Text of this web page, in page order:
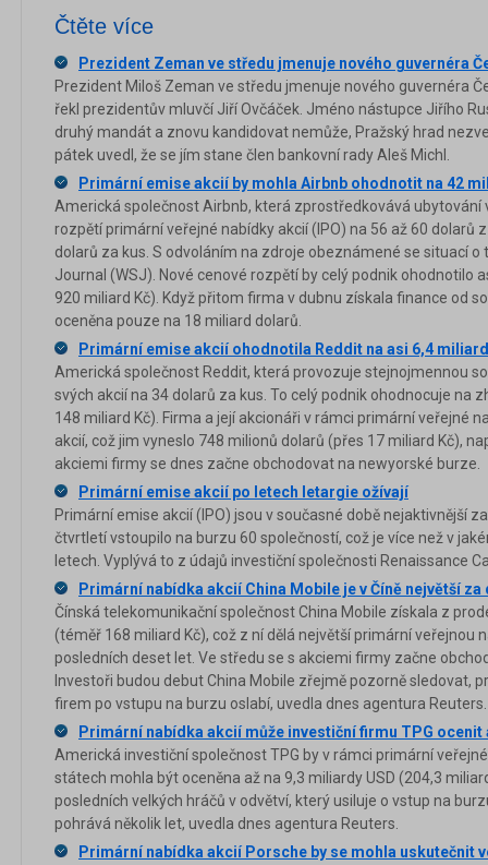
Čtěte více
Prezident Zeman ve středu jmenuje nového guvernéra
Prezident Miloš Zeman ve středu jmenuje nového guvernéra
řekl prezidentův mluvčí Jiří Ovčáček. Jméno nástupce Jiřího
druhý mandát a znovu kandidovat nemůže, Pražský hrad
pátek uvedl, že se jím stane člen bankovní rady Aleš Michl.
Primární emise akcií by mohla Airbnb ohodnotit na 42
Americká společnost Airbnb, která zprostředkovává ubytování
rozpětí primární veřejné nabídky akcií (IPO) na 56 až 60 dolarů
dolarů za kus. S odvoláním na zdroje obeznámené se situací
Journal (WSJ). Nové cenové rozpětí by celý podnik ohodnotilo
920 miliard Kč). Když přitom firma v dubnu získala finance od
oceněna pouze na 18 miliard dolarů.
Primární emise akcií ohodnotila Reddit na asi 6,4
Americká společnost Reddit, která provozuje stejnojmennou
svých akcií na 34 dolarů za kus. To celý podnik ohodnocuje na
148 miliard Kč). Firma a její akcionáři v rámci primární veřejné
akcií, což jim vyneslo 748 milionů dolarů (přes 17 miliard Kč),
akciemi firmy se dnes začne obchodovat na newyorské burze.
Primární emise akcií po letech letargie ožívají
Primární emise akcií (IPO) jsou v současné době nejaktivnější
čtvrtletí vstoupilo na burzu 60 společností, což je více než v
letech. Vyplývá to z údajů investiční společnosti Renaissance
Primární nabídka akcií China Mobile je v Číně největší za
Čínská telekomunikační společnost China Mobile získala z
(téměř 168 miliard Kč), což z ní dělá největší primární veřejnou
posledních deset let. Ve středu se s akciemi firmy začne
Investoři budou debut China Mobile zřejmě pozorně sledovat,
firem po vstupu na burzu oslabí, uvedla dnes agentura Reuters.
Primární nabídka akcií může investiční firmu TPG ocenit
Americká investiční společnost TPG by v rámci primární
státech mohla být oceněna až na 9,3 miliardy USD (204,3
posledních velkých hráčů v odvětví, který usiluje o vstup na
pohrává několik let, uvedla dnes agentura Reuters.
Primární nabídka akcií Porsche by se mohla uskutečnit